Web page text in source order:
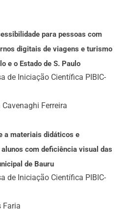
para pessoas com
digitais de viagens e turismo
e o Estado de S. Paulo
de Iniciação Científica PIBIC-
Ferreira
a materiais didáticos e
com deficiência visual das
de Bauru
de Iniciação Científica PIBIC-
Faria